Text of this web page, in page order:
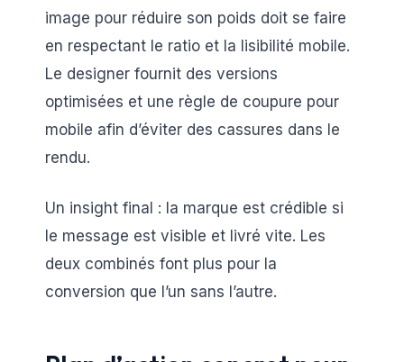
image pour réduire son poids doit se faire
en respectant le ratio et la lisibilité mobile.
Le designer fournit des versions
optimisées et une règle de coupure pour
mobile afin d’éviter des cassures dans le
rendu.
Un insight final : la marque est crédible si
le message est visible et livré vite. Les
deux combinés font plus pour la
conversion que l’un sans l’autre.